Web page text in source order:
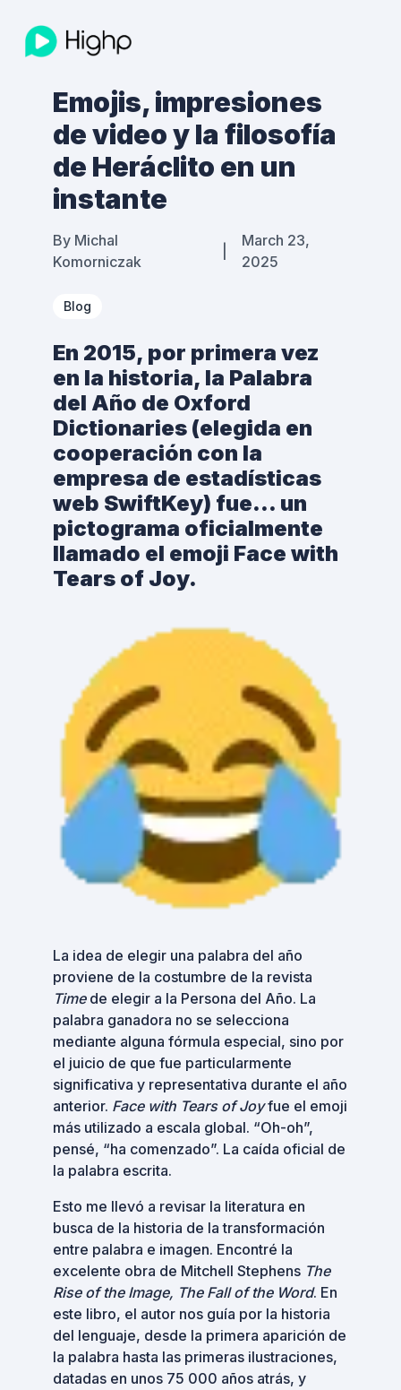
Emojis, impresiones
de video y la filosofía
de Heráclito en un
instante
By Michal
Komorniczak
March 23,
2025
Blog
En 2015, por primera vez
en la historia, la Palabra
del Año de Oxford
Dictionaries (elegida en
cooperación con la
empresa de estadísticas
web SwiftKey) fue… un
pictograma oficialmente
llamado el emoji Face with
Tears of Joy.
La idea de elegir una palabra del año
proviene de la costumbre de la revista
Timede elegir a la Persona del Año. La
palabra ganadora no se selecciona
mediante alguna fórmula especial, sino por
el juicio de que fue particularmente
significativa y representativa durante el año
anterior. Face with Tears of Joyfue el emoji
más utilizado a escala global. “Oh-oh”,
pensé, “ha comenzado”. La caída oficial de
la palabra escrita.
Esto me llevó a revisar la literatura en
busca de la historia de la transformación
entre palabra e imagen. Encontré la
excelente obra de Mitchell Stephens The
Rise of the Image, The Fall of the Word. En
este libro, el autor nos guía por la historia
del lenguaje, desde la primera aparición de
la palabra hasta las primeras ilustraciones,
datadas en unos 75 000 años atrás, y